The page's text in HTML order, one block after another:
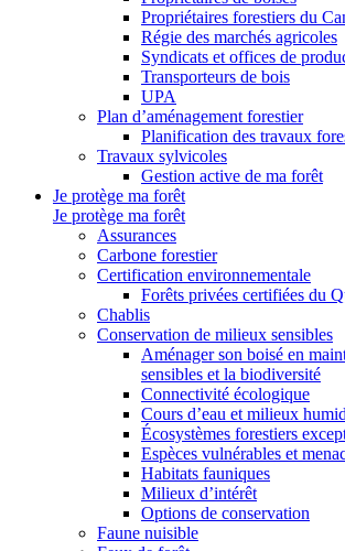
Propriétaires forestiers du
Régie des marchés agricoles
Syndicats et offices de
Transporteurs de bois
UPA
Plan d’aménagement forestier
Planification des travaux
Travaux sylvicoles
Gestion active de ma forêt
Je protège ma forêt
Je protège ma forêt
Assurances
Carbone forestier
Certification environnementale
Forêts privées certifiées du
Chablis
Conservation de milieux sensibles
Aménager son boisé en
sensibles et la biodiversité
Connectivité écologique
Cours d’eau et milieux
Écosystèmes forestiers
Espèces vulnérables et
Habitats fauniques
Milieux d’intérêt
Options de conservation
Faune nuisible